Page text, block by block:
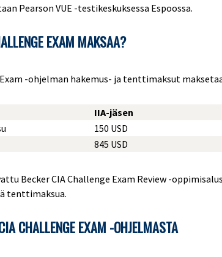
Pearson VUE -testikeskuksessa Espoossa.
EXAM MAKSAA?
-ohjelman hakemus- ja tenttimaksut
IIA-jäsen
150 USD
845 USD
Becker CIA Challenge Exam Review -
tenttimaksua.
CHALLENGE EXAM -OHJELMASTA